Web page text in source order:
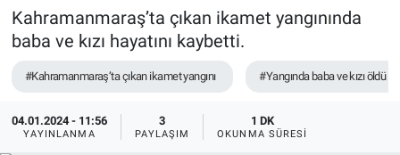
Kahramanmaraş’ta çıkan ikamet yangınında
baba ve kızı hayatını kaybetti.
#Kahramanmaraş’ta çıkan ikamet yangını #Yangında baba ve kızı öldü
04.01.2024 - 11:56
YAYINLANMA
3
PAYLAŞIM
1 DK
OKUNMA SÜRESI
Ekonomi
Spor
Kültür Sanat
Süper Lig Puan Durumu ve Fikstür
Tüm Manşetler
Son Dakika Haberleri